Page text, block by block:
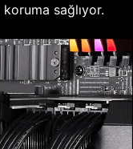
sağlıyor.